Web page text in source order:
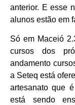
anterior. E esse
alunos estão em
Só em Maceió
cursos dos
andamento
a Seteq está
artesanato que
está sendo